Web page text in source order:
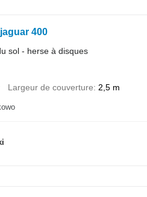
400
sol - herse à disques
Largeur de couverture 2,5 m